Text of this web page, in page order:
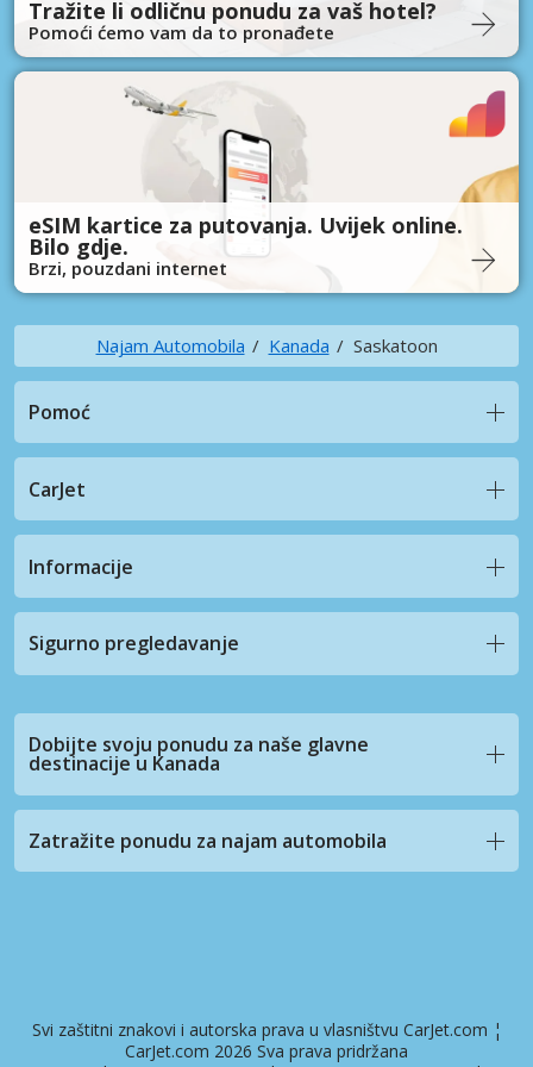
Tražite li odličnu ponudu za vaš hotel?
Pomoći ćemo vam da to pronađete
eSIM kartice za putovanja. Uvijek online.
Bilo gdje.
Brzi, pouzdani internet
Najam Automobila Kanada Saskatoon
Pomoć
CarJet
Informacije
Sigurno pregledavanje
Dobijte svoju ponudu za naše glavne
destinacije u Kanada
Zatražite ponudu za najam automobila
Svi zaštitni znakovi i autorska prava u vlasništvu CarJet.com ¦
CarJet.com 2026 Sva prava pridržana